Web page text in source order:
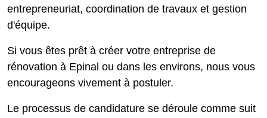
entrepreneuriat, coordination de travaux et gestion
d'équipe.
Si vous êtes prêt à créer votre entreprise de
rénovation à Epinal ou dans les environs, nous vous
encourageons vivement à postuler.
Le processus de candidature se déroule comme suit